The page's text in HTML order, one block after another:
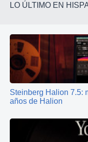
LO ÚLTIMO EN
Steinberg Halion 7.5:
años de Halion